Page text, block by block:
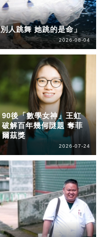
人跳舞 她跳的是命」
2026-08-04
90後「數學女神」王虹
破解百年幾何謎題 奪菲
爾茲獎
2026-07-24